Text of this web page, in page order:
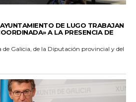
DE LUGO TRABAJAN
A LA PRESENCIA DE
de Galicia, de la Diputación provincial y del